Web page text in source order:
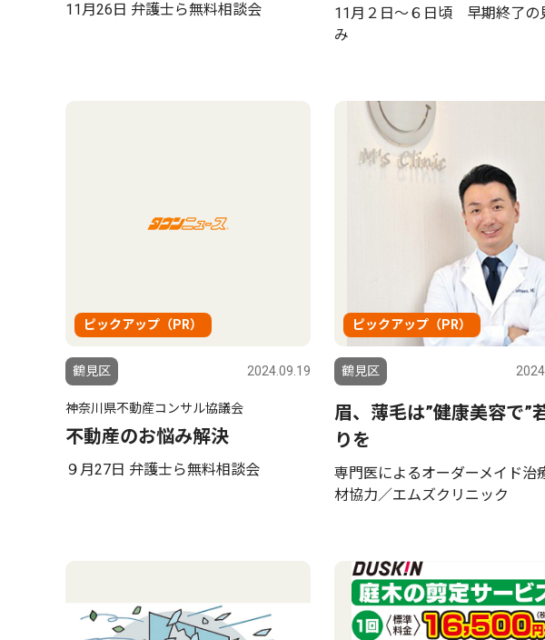
11月26日 弁護士ら無料相談会
11月２日〜６日頃 早期終了の
み
ピックアップ（PR）
鶴見区 2024.09.19
神奈川県不動産コンサル協議会
不動産のお悩み解決
９月27日 弁護士ら無料相談会
ピックアップ（PR）
鶴見区
眉、薄毛は”健康美容で”
りを
専門医によるオーダーメイド治
材協力／エムズクリニック